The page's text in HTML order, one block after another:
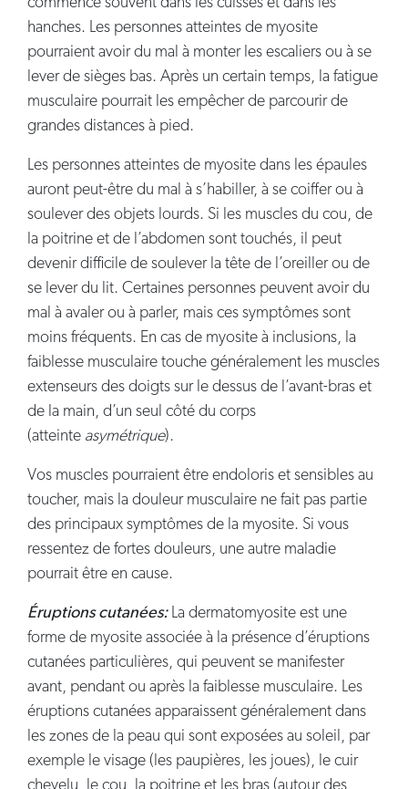
commence souvent dans les cuisses et dans les
hanches. Les personnes atteintes de myosite
pourraient avoir du mal à monter les escaliers ou à se
lever de sièges bas. Après un certain temps, la fatigue
musculaire pourrait les empêcher de parcourir de
grandes distances à pied.
Les personnes atteintes de myosite dans les épaules
auront peut-être du mal à s’habiller, à se coiffer ou à
soulever des objets lourds. Si les muscles du cou, de
la poitrine et de l’abdomen sont touchés, il peut
devenir difficile de soulever la tête de l’oreiller ou de
se lever du lit. Certaines personnes peuvent avoir du
mal à avaler ou à parler, mais ces symptômes sont
moins fréquents. En cas de myosite à inclusions, la
faiblesse musculaire touche généralement les muscles
extenseurs des doigts sur le dessus de l’avant-bras et
de la main, d’un seul côté du corps
(atteinte asymétrique).
Vos muscles pourraient être endoloris et sensibles au
toucher, mais la douleur musculaire ne fait pas partie
des principaux symptômes de la myosite. Si vous
ressentez de fortes douleurs, une autre maladie
pourrait être en cause.
Éruptions cutanées:La dermatomyosite est une
forme de myosite associée à la présence d’éruptions
cutanées particulières, qui peuvent se manifester
avant, pendant ou après la faiblesse musculaire. Les
éruptions cutanées apparaissent généralement dans
les zones de la peau qui sont exposées au soleil, par
exemple le visage (les paupières, les joues), le cuir